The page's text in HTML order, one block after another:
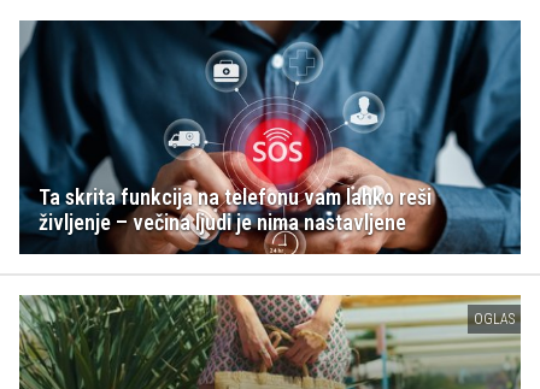
Ta skrita funkcija na telefonu vam lahko reši
življenje – večina ljudi je nima nastavljene
OGLAS